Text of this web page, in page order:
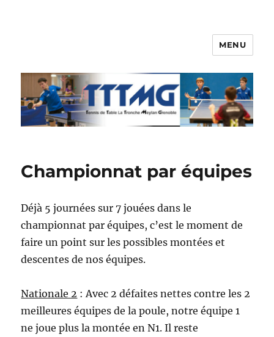
MENU
Championnat par équipes
Déjà 5 journées sur 7 jouées dans le
championnat par équipes, c’est le moment de
faire un point sur les possibles montées et
descentes de nos équipes.
Nationale 2 : Avec 2 défaites nettes contre les 2
meilleures équipes de la poule, notre équipe 1
ne joue plus la montée en N1. Il reste